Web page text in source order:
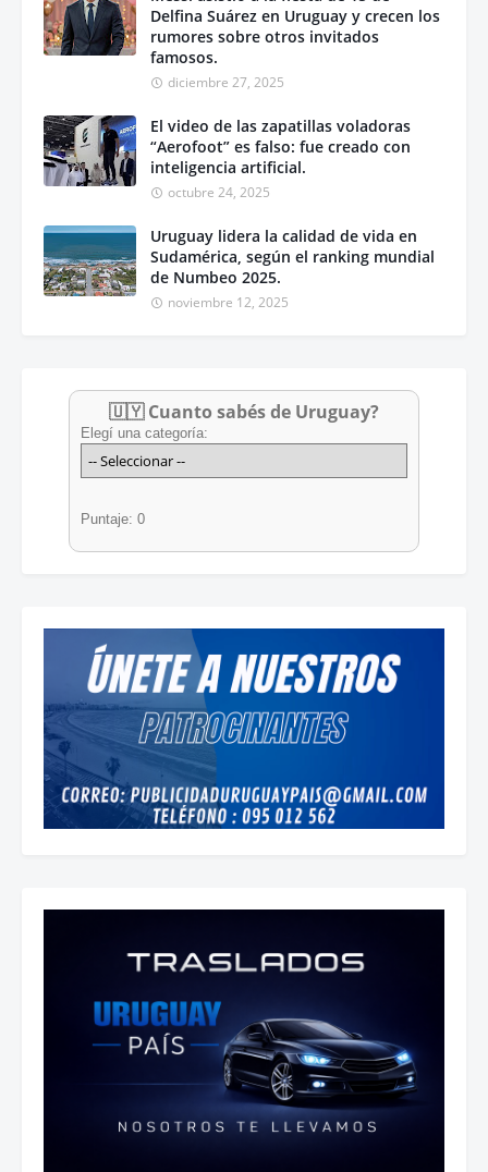
Delfina Suárez en Uruguay y crecen los
rumores sobre otros invitados
famosos.
diciembre 27, 2025
El video de las zapatillas voladoras
“Aerofoot” es falso: fue creado con
inteligencia artificial.
octubre 24, 2025
Uruguay lidera la calidad de vida en
Sudamérica, según el ranking mundial
de Numbeo 2025.
noviembre 12, 2025
🇺🇾 Cuanto sabés de Uruguay?
Elegí una categoría:
Puntaje: 0